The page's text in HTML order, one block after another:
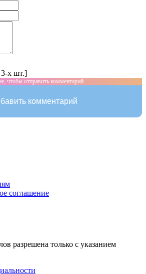
х шт.]
чтобы отправить комментарий
комментарий
соглашение
разрешена только с указанием